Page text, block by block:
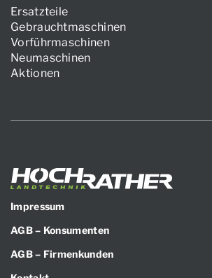
Ersatzteile
Gebrauchtmaschinen
Vorführmaschinen
Neumaschinen
Aktionen
Impressum
AGB – Konsumenten
AGB – Firmenkunden